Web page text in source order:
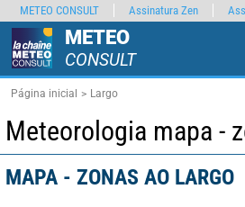
METEO
CONSULT
Página inicial Largo
Meteorologia mapa -
MAPA - ZONAS AO LARGO
METEO CONSULT Assinatura Zen